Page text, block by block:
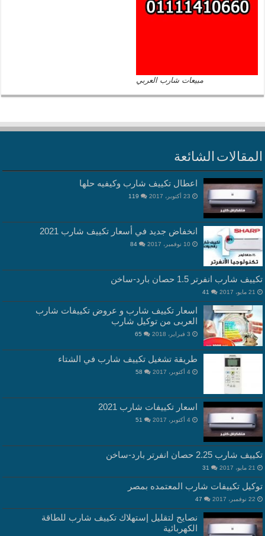
مبيعات شارب العربي
المقالات الشائعة
اعطال تكييف شارب وكيفيه حلها
23 أكتوبر، 2017 119
انخفاض جديد في أسعار تكييف شارب 2021
10 نوفمبر، 2017 84
تكييف شارب انفرتر 1.5 حصان بارد-ساخن
21 مايو، 2017 41
اسعار تكييف شارب و عروض تكييفات شارب
العربى من توكيل شارب
3 فبراير، 2018 65
طريقة تشغيل تكييف شارب في الشتاء
4 أكتوبر، 2017 58
اسعار تكييفات شارب 2021
4 أكتوبر، 2017 51
تكييف شارب 2.25 حصان انفرتر بارد-ساخن
21 مايو، 2017 31
توكيل تكييفات شارب المعتمده بمصر
22 نوفمبر، 2017 47
نصايح لتقليل إستهلاك تكييف شارب للطاقة
الكهربائية